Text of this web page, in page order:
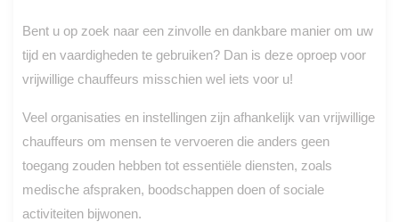
Bent u op zoek naar een zinvolle en dankbare manier om uw
tijd en vaardigheden te gebruiken? Dan is deze oproep voor
vrijwillige chauffeurs misschien wel iets voor u!
Veel organisaties en instellingen zijn afhankelijk van vrijwillige
chauffeurs om mensen te vervoeren die anders geen
toegang zouden hebben tot essentiële diensten, zoals
medische afspraken, boodschappen doen of sociale
activiteiten bijwonen.